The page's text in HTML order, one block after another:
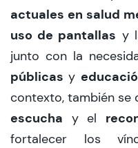
actuales en salud
uso de pantallas y
junto con la
públicas y
contexto, también se
escucha y el
fortalecer los